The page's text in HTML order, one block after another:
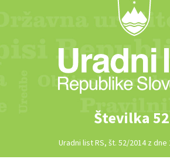
Številka 52
Uradni list RS, št. 52/2014 z dne